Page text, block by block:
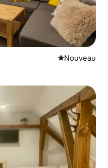
Nouvel
Nouveau